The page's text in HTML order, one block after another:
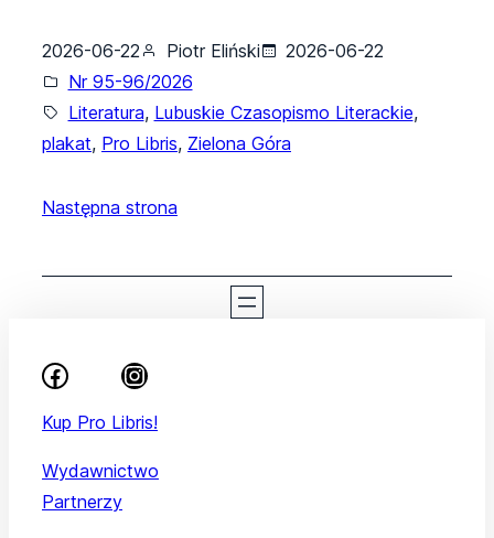
2026-06-22 Piotr Eliński
2026-06-22
Nr 95-96/2026
Literatura, Lubuskie Czasopismo Literackie,
plakat, Pro Libris, Zielona Góra
Następna strona
Kup Pro Libris!
Wydawnictwo
Partnerzy